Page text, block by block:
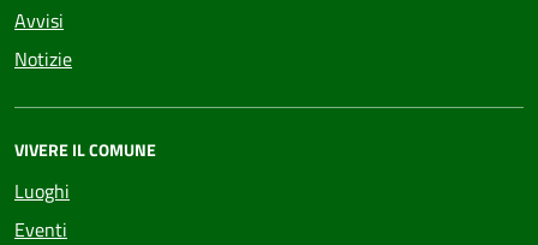
Avvisi
Notizie
VIVERE IL COMUNE
Luoghi
Eventi